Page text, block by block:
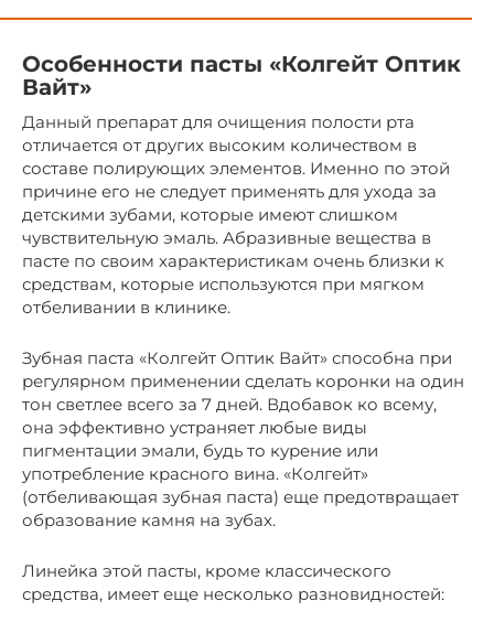
Особенности пасты «Колгейт Оптик
Вайт»
Данный препарат для очищения полости рта
отличается от других высоким количеством в
составе полирующих элементов. Именно по этой
причине его не следует применять для ухода за
детскими зубами, которые имеют слишком
чувствительную эмаль. Абразивные вещества в
пасте по своим характеристикам очень близки к
средствам, которые используются при мягком
отбеливании в клинике.
Зубная паста «Колгейт Оптик Вайт» способна при
регулярном применении сделать коронки на один
тон светлее всего за 7 дней. Вдобавок ко всему,
она эффективно устраняет любые виды
пигментации эмали, будь то курение или
употребление красного вина. «Колгейт»
(отбеливающая зубная паста) еще предотвращает
образование камня на зубах.
Линейка этой пасты, кроме классического
средства, имеет еще несколько разновидностей: